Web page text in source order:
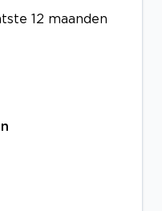
12 maanden